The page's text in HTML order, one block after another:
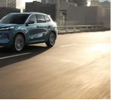
4 349 990 ₽*